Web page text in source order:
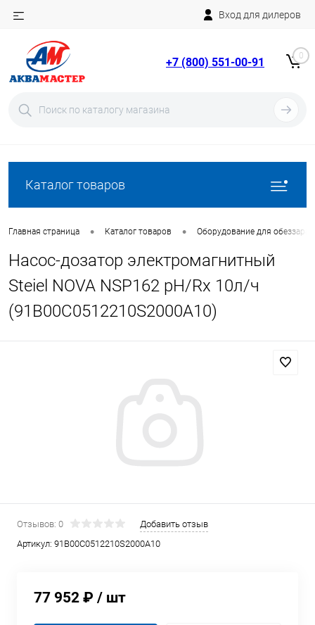
Вход для дилеров
+7 (800) 551-00-91 0
Каталог товаров
Главная страница • Каталог товаров • Оборудование для
Насос-дозатор электромагнитный
Steiel NOVA NSP162 pH/Rx 10л/ч
(91B00C0512210S2000A10)
Отзывов: 0
Добавить отзыв
Артикул: 91B00C0512210S2000A10
77 952 ₽ / шт